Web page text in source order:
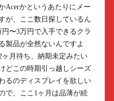
Acerかというあたりにメー
が、ここ数日探しているん
〜3万円で入手できるクラ
製品が全然ないんですよ
月待ち、納期未定みたい
どこの時期引っ越しシーズ
るのディスプレイを欲しい
で、ここ1ヶ月は品薄が続